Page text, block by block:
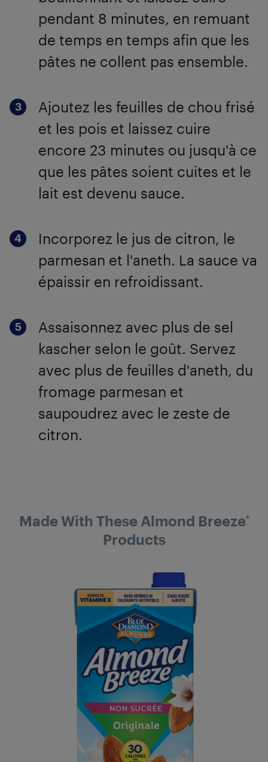
pendant 8 minutes, en remuant
de temps en temps afin que les
pâtes ne collent pas ensemble.
Ajoutez les feuilles de chou frisé
et les pois et laissez cuire
encore 23 minutes ou jusqu'à ce
que les pâtes soient cuites et le
lait est devenu sauce.
Incorporez le jus de citron, le
parmesan et l'aneth. La sauce va
épaissir en refroidissant.
Assaisonnez avec plus de sel
kascher selon le goût. Servez
avec plus de feuilles d'aneth, du
fromage parmesan et
saupoudrez avec le zeste de
citron.
Made With These Almond Breeze®
Products